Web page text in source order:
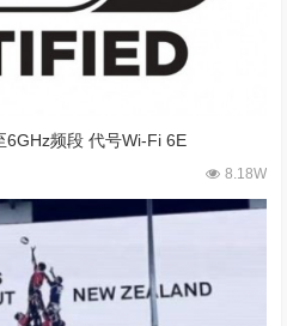
6GHz频段 代号Wi-Fi 6E
8.18W